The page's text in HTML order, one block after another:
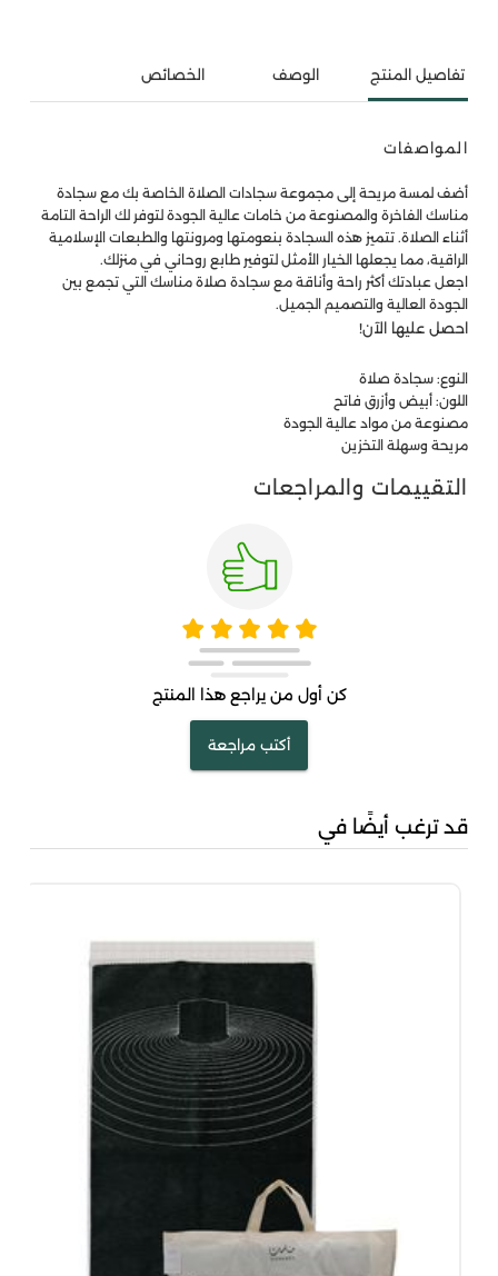
تفاصيل المنتج الوصف الخصائص
المواصفات
أضف لمسة مريحة إلى مجموعة سجادات الصلاة الخاصة بك مع سجادة
مناسك الفاخرة والمصنوعة من خامات عالية الجودة لتوفر لك الراحة التامة
أثناء الصلاة. تتميز هذه السجادة بنعومتها ومرونتها والطبعات الإسلامية
الراقية، مما يجعلها الخيار الأمثل لتوفير طابع روحاني في منزلك.
اجعل عبادتك أكثر راحة وأناقة مع سجادة صلاة مناسك التي تجمع بين
الجودة العالية والتصميم الجميل.
احصل عليها الآن!
النوع: سجادة صلاة
اللون: أبيض وأزرق فاتح
مصنوعة من مواد عالية الجودة
مريحة وسهلة التخزين
التقييمات والمراجعات
كن أول من يراجع هذا المنتج
أكتب مراجعة
قد ترغب أيضًا في